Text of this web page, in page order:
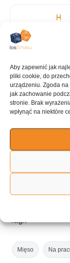
Aby zapewnić jak
pliki cookie, do
urządzeniu. Zgoda
jak zachowanie
stronie. Brak
wpłynąć na niektóre
Tagi:
Mięso Na